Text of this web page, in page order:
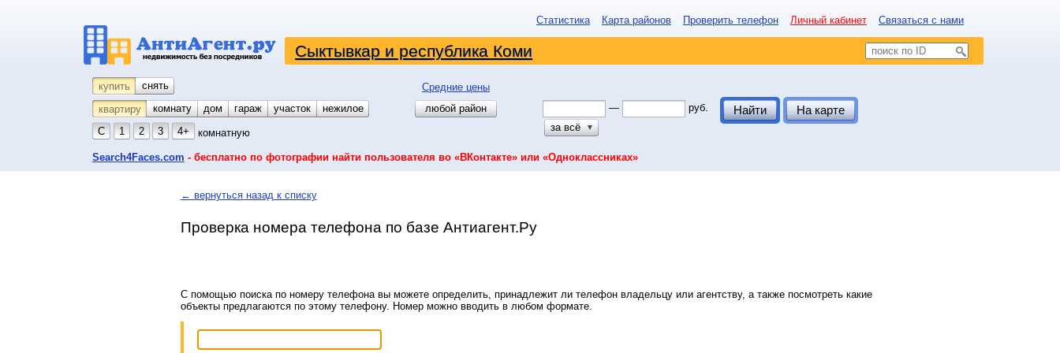
Статистика Карта районов Проверить телефон Личный кабинет Связаться с нами
Сыктывкар и республика Коми
купить снять
Средние цены
квартиру
комнату койко-место
дом гараж участок
нежилое
С
1 2 3 4+ комнатную
любой район —
руб.
за всё
▼
Найти На карте
Search4Faces.com - бесплатно по фотографии найти пользователя во «ВКонтакте» или «Одноклассниках»
← вернуться назад к списку
Проверка номера телефона по базе Антиагент.Ру
С помощью поиска по номеру телефона вы можете определить, принадлежит ли телефон владельцу или агентству, а также посмотреть какие
объекты предлагаются по этому телефону. Номер можно вводить в любом формате.